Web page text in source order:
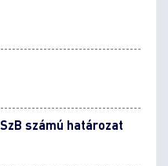
számú határozat